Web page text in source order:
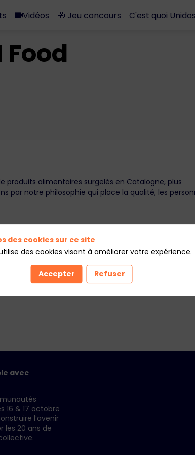
Vidéos 🎁 Jeu concours C'est quoi
Food
produits alimentaires surgelés en Catalogne, plus
par notre philosophie qui place la qualité, les
avec
16 & 17 octobre
l’avenir
20 ans de
des cookies sur ce site
des cookies visant à améliorer votre expérience.
Accepter Refuser